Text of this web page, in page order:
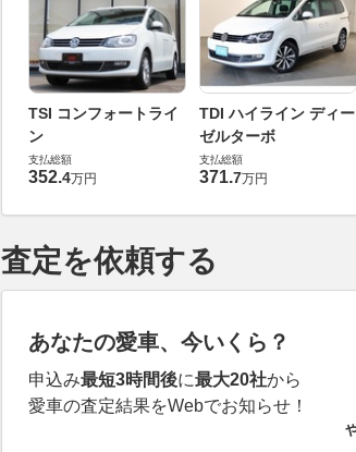
TSI コンフォートライ
ン
支払総額
352.4万円
TDI ハイライン ディー
ゼルターボ
支払総額
371.7万円
査定を依頼する
あなたの愛車、今いくら？
申込み最短3時間後に最大20社から
愛車の査定結果をWebでお知らせ！